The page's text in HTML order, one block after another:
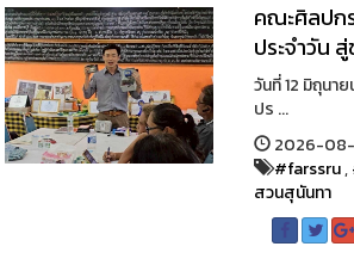
คณะศิลปก
ประจำวัน
วันที่ 12 มิถุนา
ปร ...
2026-08-
#farssru,
สวนสุนันทา